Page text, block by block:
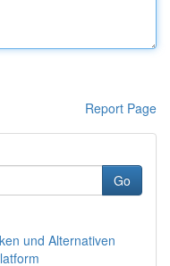
Report Page
Go
und Alternativen